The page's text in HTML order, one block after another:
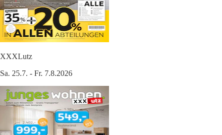
XXXLutz
Sa. 25.7. - Fr. 7.8.2026